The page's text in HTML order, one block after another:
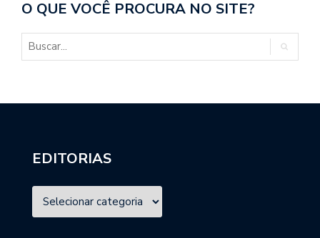
O QUE VOCÊ PROCURA NO SITE?
EDITORIAS